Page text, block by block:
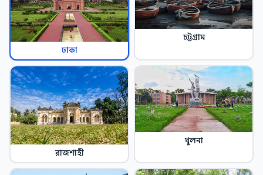
ঢাকা
চট্টগ্রাম
রাজশাহী
খুলনা